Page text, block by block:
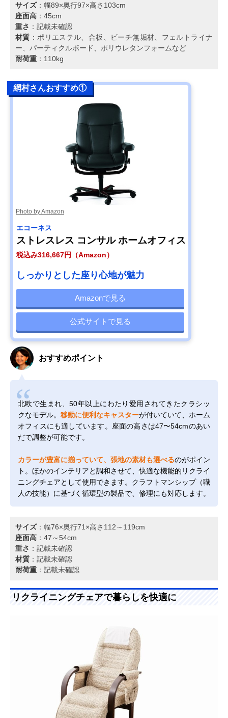
サイズ：幅89×奥行97×高さ103cm
座面高 ：45cm
重さ ：記載未確認
材質 ：ポリエステル、合板、ビーチ無垢材、フェルトライナ
ー、パーティクルボード、ポリウレタンフォームなど
耐荷重 ：110kg
網村さんおすすめ①
Photo by Amazon
エコーネス
ストレスレス コンサル ホームオフィス
税込み316,667円（Amazon）
しっかりとした座り心地が魅力
Amazonで見る
公式サイトで見る
おすすめポイント
北欧で生まれ、50年以上にわたり愛用されてきたクラシッ
クなモデル。 移動に便利なキャスターが付いていて、ホーム
オフィスにも適しています。座面の高さは47〜54cmのあい
だで調整が可能です。
カラーが豊富に揃っていて、張地の素材も選べるのがポイン
ト。ほかのインテリアと調和させて、快適な機能的リクライ
ニングチェアとして使用できます。クラフトマンシップ（職
人の技能）に基づく循環型の製品で、修理にも対応します。
サイズ：幅76×奥行71×高さ112～119cm
座面高 ：47～54cm
重さ ：記載未確認
材質 ：記載未確認
耐荷重 ：記載未確認
リクライニングチェアで暮らしを快適に